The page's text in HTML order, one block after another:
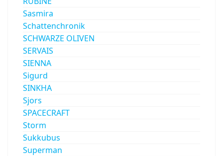
Sasmira
Schattenchronik
SCHWARZE OLIVEN
SERVAIS
SIENNA
Sigurd
SINKHA
Sjors
SPACECRAFT
Storm
Sukkubus
Superman